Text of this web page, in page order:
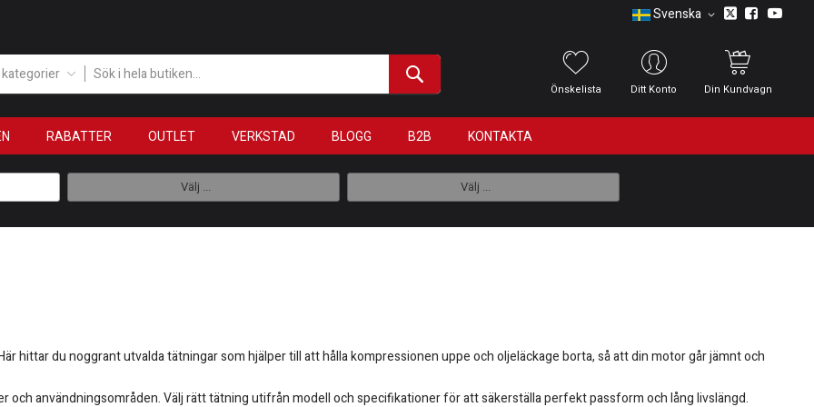
Svenska
Önskelista Ditt Konto Din Kundvagn
RABATTER OUTLET VERKSTAD BLOGG B2B KONTAKTA
Välj ... Välj ...
hittar du noggrant utvalda tätningar som hjälper till att hålla kompressionen uppe och oljeläckage borta, så att din motor går jämnt och
användningsområden. Välj rätt tätning utifrån modell och specifikationer för att säkerställa perfekt passform och lång livslängd.